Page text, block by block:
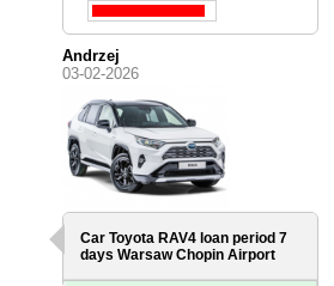
Andrzej
03-02-2026
Car Toyota RAV4 loan period 7
daysWarsaw Chopin Airport